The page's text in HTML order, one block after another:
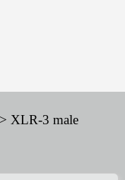
XLR-3 male